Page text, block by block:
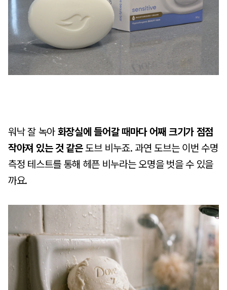
워낙 잘 녹아 화장실에 들어갈 때마다 어째 크기가 점점
작아져 있는 것 같은도브 비누죠. 과연 도브는 이번 수명
측정 테스트를 통해 헤픈 비누라는 오명을 벗을 수 있을
까요.